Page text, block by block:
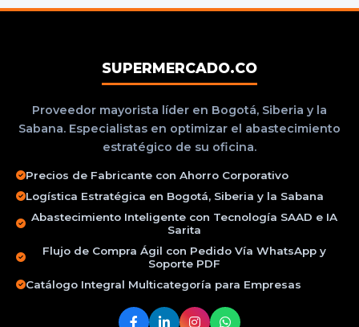
SUPERMERCADO.CO
Proveedor mayorista líder en Bogotá, Siberia y la
Sabana. Especialistas en optimizar el abastecimiento
estratégico de su oficina.
Precios de Fabricante con Ahorro Corporativo
Logística Estratégica en Bogotá, Siberia y la Sabana
Abastecimiento Inteligente con Tecnología SAAD e IA
Sarita
Flujo de Compra Ágil con Pedido Vía WhatsApp y
Soporte PDF
Catálogo Integral Multicategoría para Empresas